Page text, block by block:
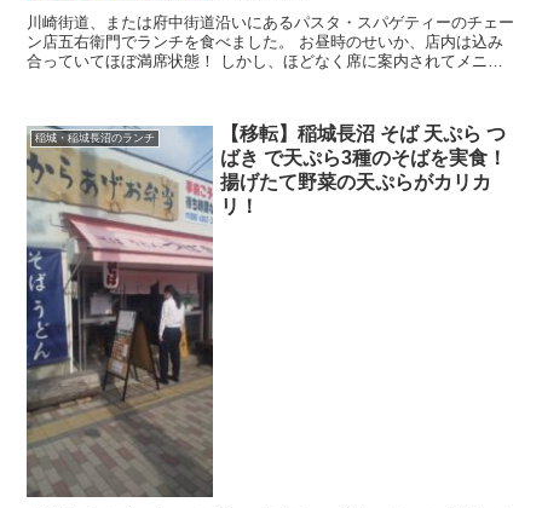
川崎街道、または府中街道沿いにあるパスタ・スパゲティーのチェー
ン店五右衛門でランチを食べました。 お昼時のせいか、店内は込み
合っていてほぼ満席状態！ しかし、ほどなく席に案内されてメニュ
稲城・稲城長沼のランチ
【移転】稲城長沼 そば 天ぷら つ
ばき で天ぷら3種のそばを実食！
揚げたて野菜の天ぷらがカリカ
リ！